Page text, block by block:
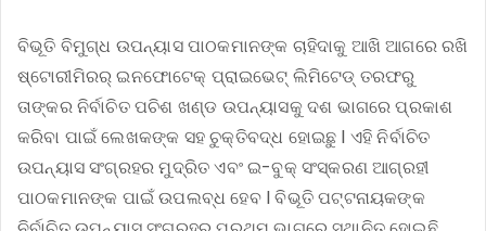
ବିଭୂତି ବିମୁଗ୍ଧ ଉପନ୍ୟାସ ପାଠକମାନଙ୍କ ଚାହିଦାକୁ ଆଖି ଆଗରେ ରଖି
ଷ୍ଟୋରୀମିରର୍ ଇନଫୋଟେକ୍ ପ୍ରାଇଭେଟ୍ ଲିମିଟେଡ୍ ତରଫରୁ
ତାଙ୍କର ନିର୍ବାଚିତ ପଚିଶ ଖଣ୍ଡ ଉପନ୍ୟାସକୁ ଦଶ ଭାଗରେ ପ୍ରକାଶ
କରିବା ପାଇଁ ଲେଖକଙ୍କ ସହ ଚୁକ୍ତିବଦ୍ଧ ହୋଇଛୁ l ଏହି ନିର୍ବାଚିତ
ଉପନ୍ୟାସ ସଂଗ୍ରହର ମୁଦ୍ରିତ ଏବଂ ଇ-ବୁକ୍ ସଂସ୍କରଣ ଆଗ୍ରହୀ
ପାଠକମାନଙ୍କ ପାଇଁ ଉପଲବ୍ଧ ହେବ l ବିଭୂତି ପଟ୍ଟନାୟକଙ୍କ